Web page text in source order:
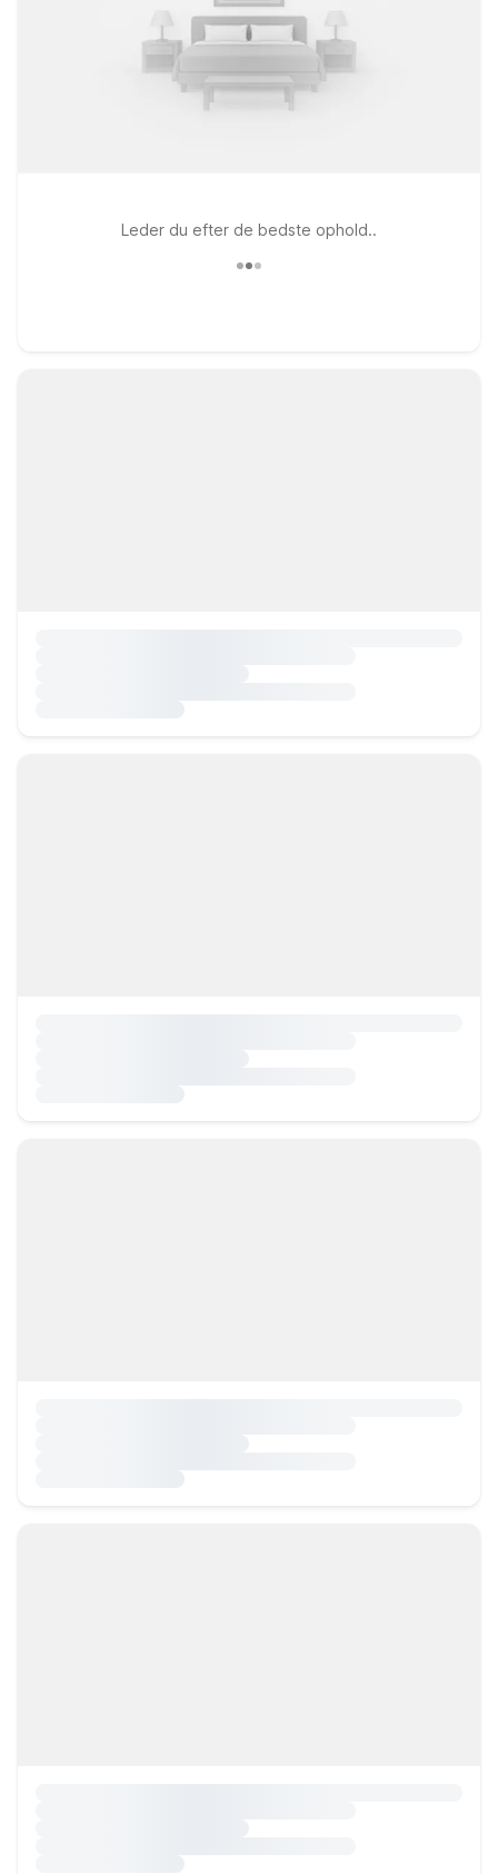
Leder du efter de bedste ophold..